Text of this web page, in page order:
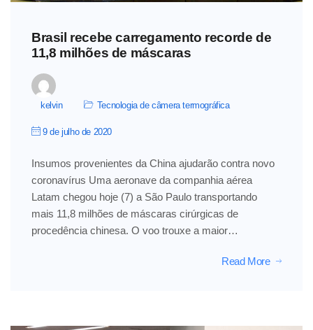
Brasil recebe carregamento recorde de
11,8 milhões de máscaras
kelvin Tecnologia de câmera termográfica
9 de julho de 2020
Insumos provenientes da China ajudarão contra novo
coronavírus Uma aeronave da companhia aérea
Latam chegou hoje (7) a São Paulo transportando
mais 11,8 milhões de máscaras cirúrgicas de
procedência chinesa. O voo trouxe a maior…
Read More